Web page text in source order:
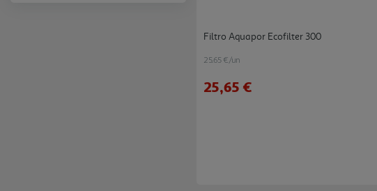
Filtro Aquapor Ecofilter 300
25.65 €/un
25,65 €